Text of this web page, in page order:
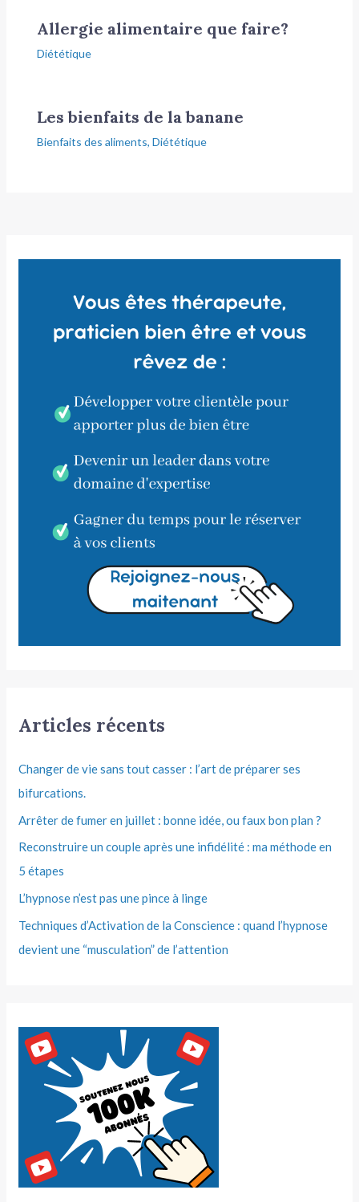
Allergie alimentaire que faire?
Diététique
Les bienfaits de la banane
Bienfaits des aliments, Diététique
Articles récents
Changer de vie sans tout casser : l’art de préparer ses
bifurcations.
Arrêter de fumer en juillet : bonne idée, ou faux bon plan ?
Reconstruire un couple après une infidélité : ma méthode en
5 étapes
L’hypnose n’est pas une pince à linge
Techniques d’Activation de la Conscience : quand l’hypnose
devient une “musculation” de l’attention